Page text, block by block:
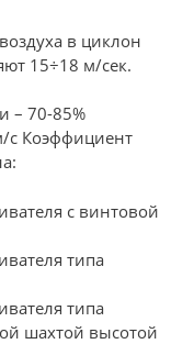
в циклон
15÷18 м/сек.
– 70-85%
c Коэффициент
с винтовой
типа
типа
шахтой высотой